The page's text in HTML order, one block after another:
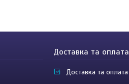
Доставка та оплата
Доставка та оплата